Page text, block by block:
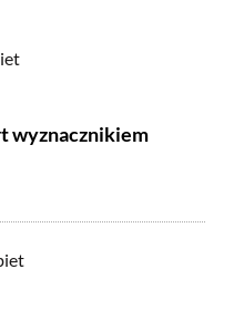
wyznacznikiem